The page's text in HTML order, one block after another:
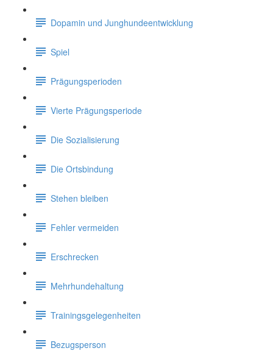
Dopamin und Junghundeentwicklung
Spiel
Prägungsperioden
Vierte Prägungsperiode
Die Sozialisierung
Die Ortsbindung
Stehen bleiben
Fehler vermeiden
Erschrecken
Mehrhundehaltung
Trainingsgelegenheiten
Bezugsperson